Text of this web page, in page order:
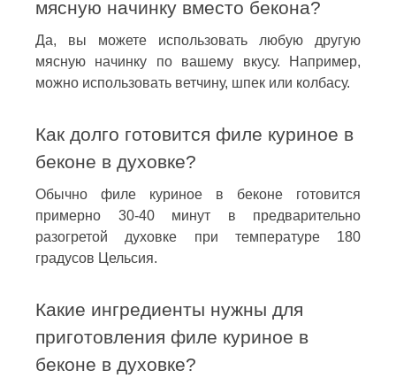
мясную начинку вместо бекона?
Да, вы можете использовать любую другую
мясную начинку по вашему вкусу. Например,
можно использовать ветчину, шпек или колбасу.
Как долго готовится филе куриное в
беконе в духовке?
Обычно филе куриное в беконе готовится
примерно 30-40 минут в предварительно
разогретой духовке при температуре 180
градусов Цельсия.
Какие ингредиенты нужны для
приготовления филе куриное в
беконе в духовке?